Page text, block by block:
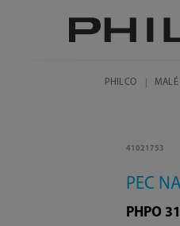
PHILCO MALÉ
41021753
PEC
PHPO